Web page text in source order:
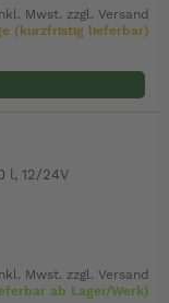
Mwst. zzgl.Versand
(kurzfristig lieferbar)
l, 12/24V
Mwst. zzgl.Versand
ab Lager/Werk)